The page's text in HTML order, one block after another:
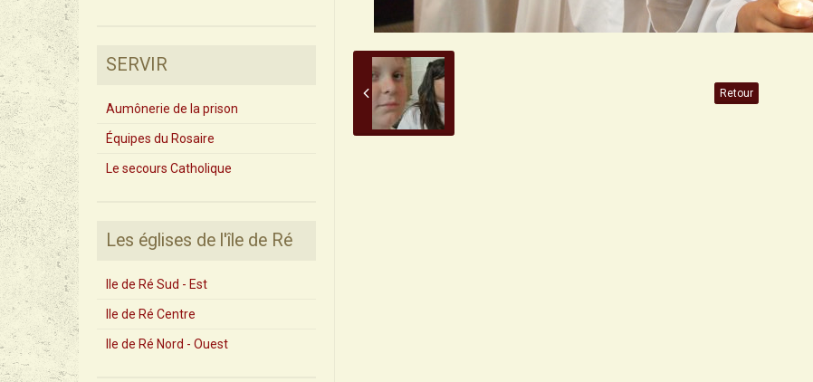
Retour
SERVIR
Aumônerie de la prison
Équipes du Rosaire
Le secours Catholique
Les églises de l'île de Ré
Ile de Ré Sud - Est
Ile de Ré Centre
Ile de Ré Nord - Ouest